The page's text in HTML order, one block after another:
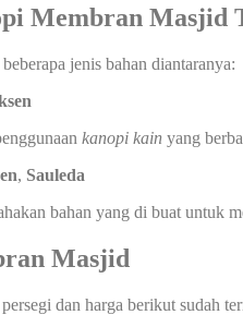
Membran Masjid
jenis bahan diantaranya:
kanopi kain yang
, Sauleda
bahan yang di buat untuk
Masjid
dan harga berikut sudah